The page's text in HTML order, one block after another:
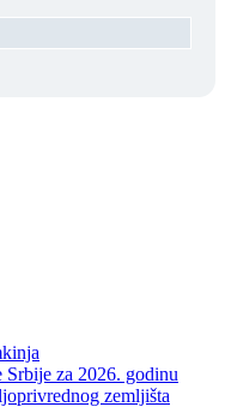
za 2026. godinu
zemljišta